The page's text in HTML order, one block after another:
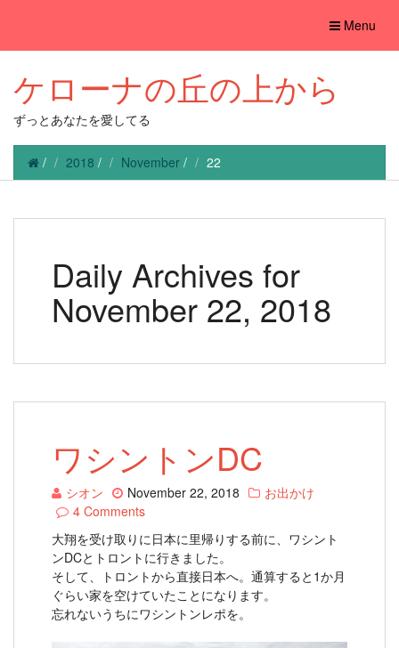
Toggle
Menu
ケローナの丘の上から
ずっとあなたを愛してる
/ 2018 / November / 22
Daily Archives for
November 22, 2018
ワシントンDC
シオン November 22, 2018
お出かけ
4 Comments
大翔を受け取りに日本に里帰りする前に、ワシント
ンDCとトロントに行きました。
そして、トロントから直接日本へ。通算すると1か月
ぐらい家を空けていたことになります。
忘れないうちにワシントンレポを。